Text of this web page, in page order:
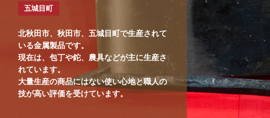
五城目町
北秋田市、秋田市、五城目町で生産されて
いる金属製品です。
現在は、包丁や鉈、農具などが主に生産さ
れています。
大量生産の商品にはない使い心地と職人の
技が高い評価を受けています。